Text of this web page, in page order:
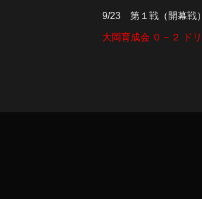
9/23 第１戦（開幕戦
大岡育成会 ０－２ ド